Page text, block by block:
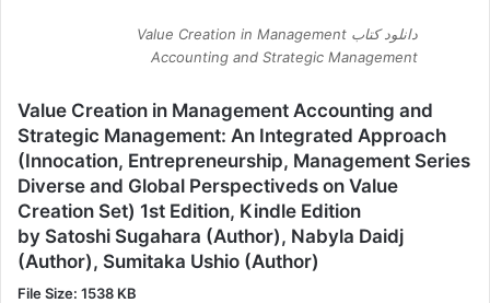
دانلود کتاب Value Creation in Management
Accounting and Strategic Management
Value Creation in Management Accounting and
Strategic Management: An Integrated Approach
(Innocation, Entrepreneurship, Management Series
Diverse and Global Perspectiveds on Value
Creation Set) 1st Edition, Kindle Edition
by Satoshi Sugahara (Author), Nabyla Daidj
(Author), Sumitaka Ushio (Author)
File Size: 1538 KB